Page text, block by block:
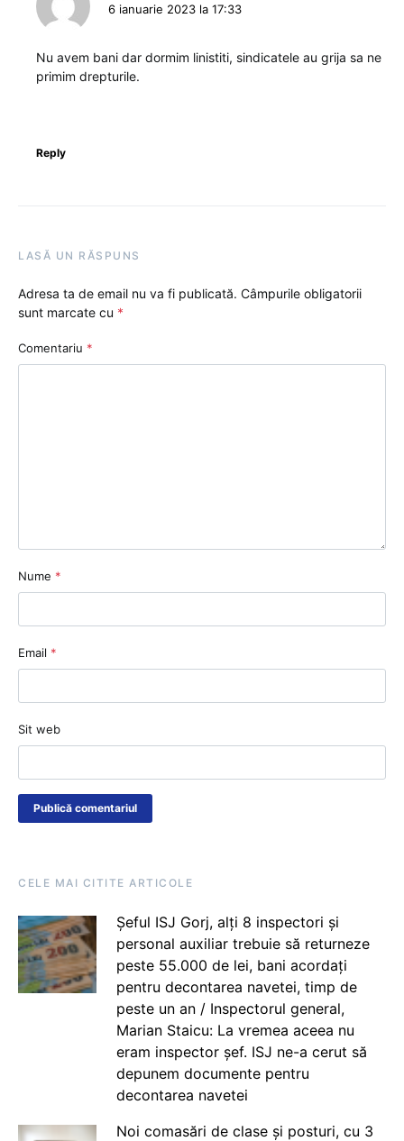
6 ianuarie 2023 la 17:33
Nu avem bani dar dormim linistiti, sindicatele au grija sa ne
primim drepturile.
Reply
LASĂ UN RĂSPUNS
Adresa ta de email nu va fi publicată. Câmpurile obligatorii
sunt marcate cu *
Comentariu *
Nume *
Email *
Sit web
CELE MAI CITITE ARTICOLE
Șeful ISJ Gorj, alți 8 inspectori și
personal auxiliar trebuie să returneze
peste 55.000 de lei, bani acordați
pentru decontarea navetei, timp de
peste un an / Inspectorul general,
Marian Staicu: La vremea aceea nu
eram inspector șef. ISJ ne-a cerut să
depunem documente pentru
decontarea navetei
Noi comasări de clase și posturi, cu 3